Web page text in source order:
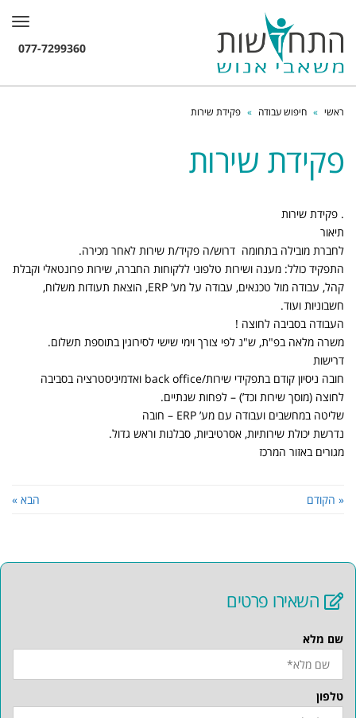
ראשי » חיפוש עבודה » פקידת שירות
פקידת שירות
. פקידת שירות
תיאור
לחברת מובילה בתחומה דרוש/ה פקיד/ת שירות לאחר מכירה.
התפקיד כולל: מענה ושירות טלפוני ללקוחות החברה, שירות פרונטאלי וקבלת
קהל, עבודה מול טכנאים, עבודה על מע’ ERP, הוצאת תעודות משלוח,
חשבוניות ועוד.
העבודה בסביבה לחוצה !
משרה מלאה בפ"ת, ש"נ לפי צורך וימי שישי לסירוגין בתוספת תשלום.
דרישות
חובה ניסיון קודם בתפקידי שירות/back office ואדמיניסטרציה בסביבה
לחוצה (מוסך שירות וכד’) – לפחות שנתיים.
שליטה במחשבים ועבודה עם מע’ ERP – חובה
נדרשת יכולת שירותיות, אסרטיביות, סבלנות וראש גדול.
מגורים באזור המרכז
« הקודם הבא »
השאירו פרטים
שם מלא
טלפון